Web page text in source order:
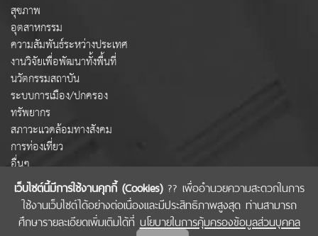
เว็บไซต์นี้มีการใช้งานคุกกี้ (Cookies)?? เพื่ออำนวยความสะดวกในการ
ใช้งานเว็บไซต์ได้อย่างต่อเนื่องและมีประสิทธิภาพสูงสุด ท่านสามารถ
ศึกษารายละเอียดเพิ่มเติมได้ที่ นโยบายในการคุ้มครองข้อมูลส่วนบุคคล
สุขภาพ
อุตสาหกรรม
ความสัมพันธ์ระหว่างประเทศ
งานวิจัยเพื่อพัฒนาทั้งพื้นที่
นวัตกรรมสถาบัน
ระบบการเมือง/ปกครอง
ทรัพยากร
สภาวะแวดล้อมทางสังคม
การท่องเที่ยว
อื่นๆ
COPYRIGHT © 2022 สำนักงานคณะกรรมการส่งเสริมวิทยาศาสตร์ วิจัยและนวัตกรรม
(สกสว.)